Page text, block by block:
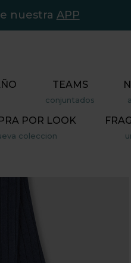
nuestra APP
TEAMS
conjuntados
POR LOOK
coleccion